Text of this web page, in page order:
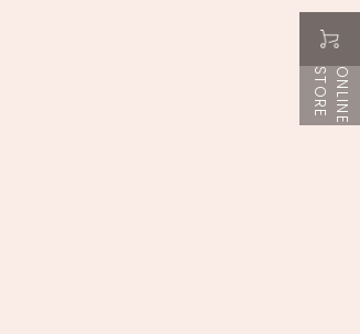
O
N
L
I
N
E
S
T
O
R
E